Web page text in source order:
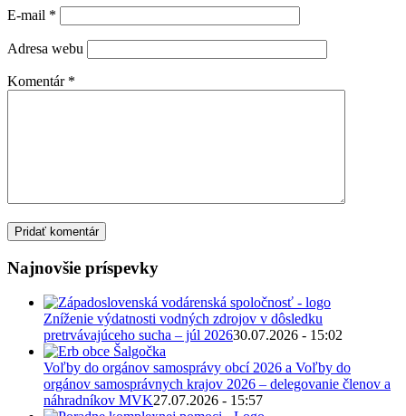
E-mail *
Adresa webu
Komentár *
Najnovšie príspevky
Zníženie výdatnosti vodných zdrojov v dôsledku
pretrvávajúceho sucha – júl 202630.07.2026 - 15:02
Voľby do orgánov samosprávy obcí 2026 a Voľby do
orgánov samosprávnych krajov 2026 – delegovanie členov a
náhradníkov MVK27.07.2026 - 15:57